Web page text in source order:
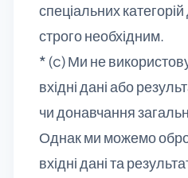
спеціальних
строго необхідним.
* (c) Ми не
вхідні дані або
чи донавчання
Однак ми можемо
вхідні дані та